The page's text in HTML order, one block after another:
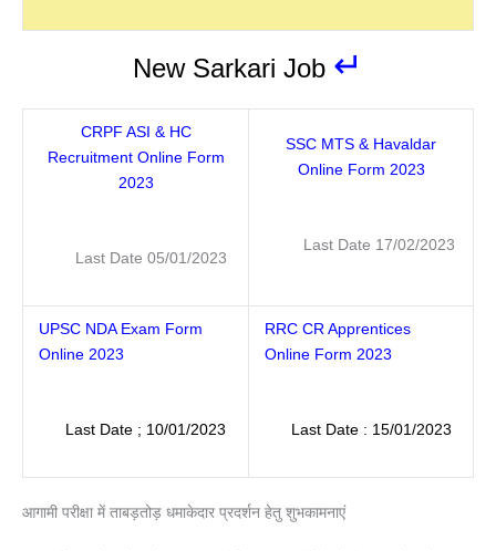
New Sarkari Job ↵
CRPF ASI & HC
Recruitment Online Form
2023
Last Date 05/01/2023
SSC MTS & Havaldar
Online Form 2023
Last Date 17/02/2023
UPSC NDA Exam Form
Online 2023
Last Date ; 10/01/2023
RRC CR Apprentices
Online Form 2023
Last Date : 15/01/2023
आगामी परीक्षा में ताबड़तोड़ धमाकेदार प्रदर्शन हेतु शुभकामनाएं